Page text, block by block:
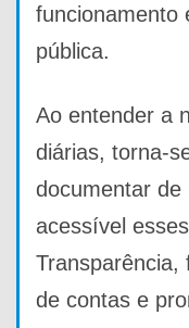
funcionamento
pública.
Ao entender a
diárias, torna-
documentar
acessível
Transparência,
de contas e